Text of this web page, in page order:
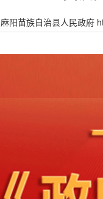
麻阳苗族自治县人民政府